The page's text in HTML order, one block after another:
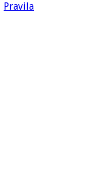
Pravila